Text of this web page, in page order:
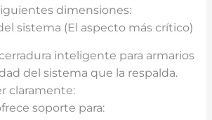
dimensiones:
sistema (El aspecto más crítico)
inteligente para armarios
del sistema que la respalda.
claramente:
soporte para: